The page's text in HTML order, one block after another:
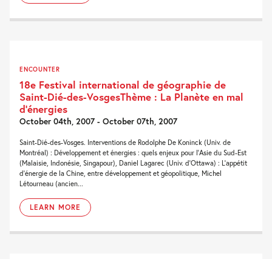
ENCOUNTER
18e Festival international de géographie de
Saint-Dié-des-VosgesThème : La Planète en mal
d’énergies
October 04th, 2007 - October 07th, 2007
Saint-Dié-des-Vosges. Interventions de Rodolphe De Koninck (Univ. de
Montréal) : Développement et énergies : quels enjeux pour l'Asie du Sud-Est
(Malaisie, Indonésie, Singapour), Daniel Lagarec (Univ. d'Ottawa) : L'appétit
d'énergie de la Chine, entre développement et géopolitique, Michel
Létourneau (ancien...
LEARN MORE